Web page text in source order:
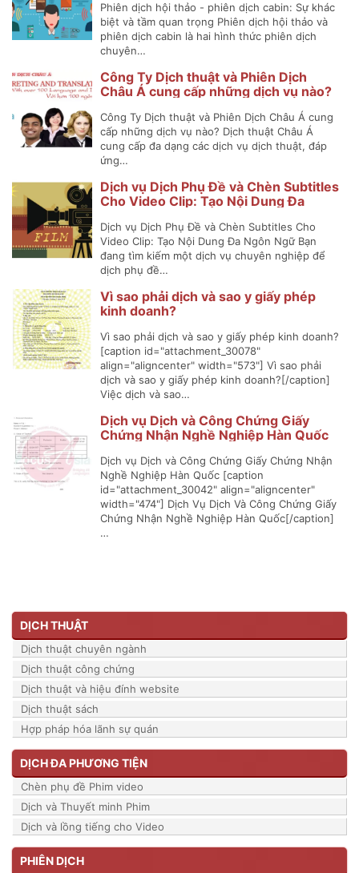
Phiên dịch hội thảo - phiên dịch cabin: Sự khác
biệt và tầm quan trọng Phiên dịch hội thảo và
phiên dịch cabin là hai hình thức phiên dịch
chuyên…
Công Ty Dịch thuật và Phiên Dịch
Châu Á cung cấp những dịch vụ nào?
Công Ty Dịch thuật và Phiên Dịch Châu Á cung
cấp những dịch vụ nào? Dịch thuật Châu Á
cung cấp đa dạng các dịch vụ dịch thuật, đáp
ứng…
Dịch vụ Dịch Phụ Đề và Chèn Subtitles
Cho Video Clip: Tạo Nội Dung Đa
Dịch vụ Dịch Phụ Đề và Chèn Subtitles Cho
Video Clip: Tạo Nội Dung Đa Ngôn Ngữ Bạn
đang tìm kiếm một dịch vụ chuyên nghiệp để
dịch phụ đề…
Vì sao phải dịch và sao y giấy phép
kinh doanh?
Vì sao phải dịch và sao y giấy phép kinh doanh?
[caption id="attachment_30078"
align="aligncenter" width="573"] Vì sao phải
dịch và sao y giấy phép kinh doanh?[/caption]
Việc dịch và sao…
Dịch vụ Dịch và Công Chứng Giấy
Chứng Nhận Nghề Nghiệp Hàn Quốc
Dịch vụ Dịch và Công Chứng Giấy Chứng Nhận
Nghề Nghiệp Hàn Quốc [caption
id="attachment_30042" align="aligncenter"
width="474"] Dịch Vụ Dịch Và Công Chứng Giấy
Chứng Nhận Nghề Nghiệp Hàn Quốc[/caption]
…
DỊCH THUẬT
Dịch thuật chuyên ngành
Dịch thuật công chứng
Dịch thuật và hiệu đính website
Dịch thuật sách
Hợp pháp hóa lãnh sự quán
DỊCH ĐA PHƯƠNG TIỆN
Chèn phụ đề Phim video
Dịch và Thuyết minh Phim
Dịch và lồng tiếng cho Video
PHIÊN DỊCH